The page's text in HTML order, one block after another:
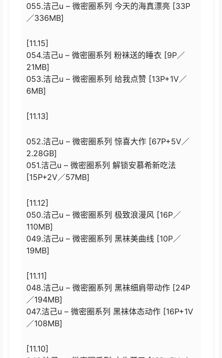
055.洁己u – 微密圈系列 今天的海真漂亮 [33P
／336MB]
[11.15]
054.洁己u – 微密圈系列 粉袜送的睡衣 [9P／
21MB]
053.洁己u – 微密圈系列 给我点赞 [13P+1V／
6MB]
[11.13]
052.洁己u – 微密圈系列 惊喜大作 [67P+5V／
2.28GB]
051.洁己u – 微密圈系列 解锁安慕希新吃法
[15P+2V／57MB]
[11.12]
050.洁己u – 微密圈系列 极致浪漫风 [16P／
110MB]
049.洁己u – 微密圈系列 黑袜美曲线 [10P／
19MB]
[11.11]
048.洁己u – 微密圈系列 黑袜细肩带动作 [24P
／194MB]
047.洁己u – 微密圈系列 黑袜体态动作 [16P+1V
／108MB]
[11.10]